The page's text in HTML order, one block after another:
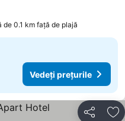
prețurile
de 0.1 km față de plajă
Vedeți prețurile
Distribuiți